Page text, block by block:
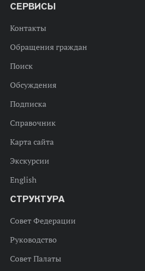
СЕРВИСЫ
Контакты
Обращения граждан
Поиск
Обсуждения
Подписка
Справочник
Карта сайта
Экскурсии
English
СТРУКТУРА
Совет Федерации
Руководство
Совет Палаты